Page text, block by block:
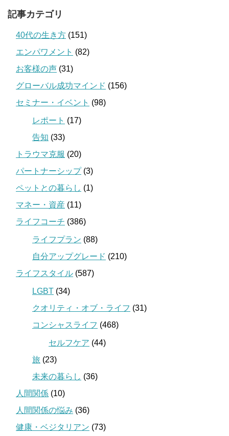
記事カテゴリ
40代の生き方 (151)
エンパワメント (82)
お客様の声 (31)
グローバル成功マインド (156)
セミナー・イベント (98)
レポート (17)
告知 (33)
トラウマ克服 (20)
パートナーシップ(3)
ペットとの暮らし (1)
マネー・資産 (11)
ライフコーチ (386)
ライフプラン (88)
自分アップグレード (210)
ライフスタイル (587)
LGBT (34)
クオリティ・オブ・ライフ (31)
コンシャスライフ (468)
セルフケア (44)
旅 (23)
未来の暮らし (36)
人間関係 (10)
人間関係の悩み (36)
健康・ベジタリアン (73)